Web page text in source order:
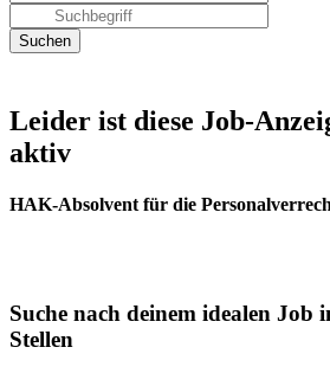
Leider ist diese Job-
aktiv
HAK-Absolvent für die
Suche nach deinem idealen Job
Stellen